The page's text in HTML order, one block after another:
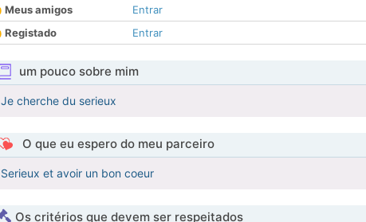
Meus amigos
Entrar
Registado
Entrar
um pouco sobre mim
Je cherche du serieux
O que eu espero do meu parceiro
Serieux et avoir un bon coeur
Os critérios que devem ser respeitados